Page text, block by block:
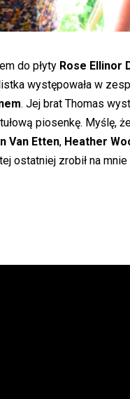
do płyty Rose Ellinor
występowała w
. Jej brat Thomas
piosenkę. Myślę,
Van Etten, Heather
ostatniej zrobił na